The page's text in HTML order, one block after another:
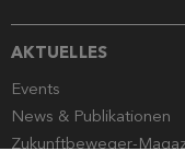
AKTUELLES
Events
News & Publikationen
Zukunftbeweger-